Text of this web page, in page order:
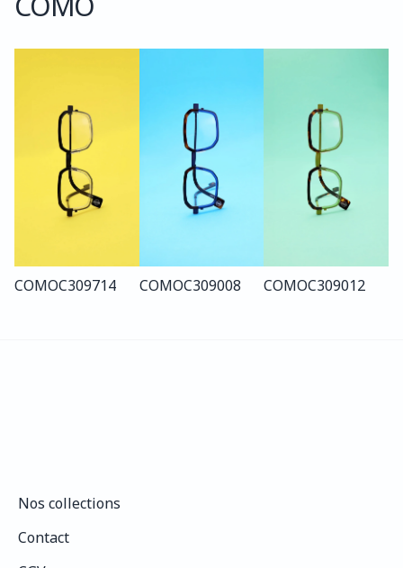
COMOC309714 COMOC309008 COMOC309012
Nos collections
Contact